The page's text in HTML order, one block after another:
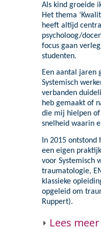
Persoonlijke
Als kind groeide
Het thema
heeft altijd
psycholoog/
focus gaan
studenten.
Een aantal jaren
Systemisch
verbanden
heb gemaakt of
die mij hielpen
snelheid waarin
In 2015
een eigen
voor Systemisch
traumatologie,
klassieke
opgeleid om
Ruppert).
Lees meer